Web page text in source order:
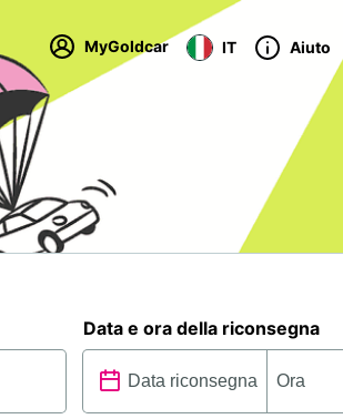
MyGoldcar IT Aiuto
Data e ora della riconsegna